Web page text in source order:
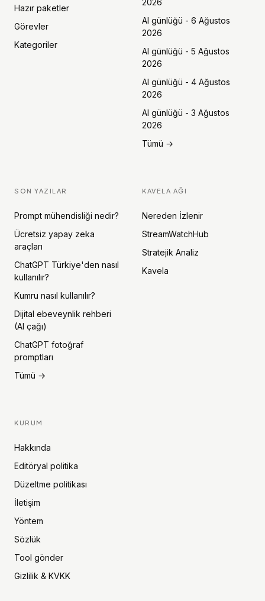
Hazır paketler
Görevler
Kategoriler
2026
AI günlüğü - 6 Ağustos
2026
AI günlüğü - 5 Ağustos
2026
AI günlüğü - 4 Ağustos
2026
AI günlüğü - 3 Ağustos
2026
Tümü →
SON YAZILAR
Prompt mühendisliği nedir?
Ücretsiz yapay zeka
araçları
ChatGPT Türkiye'den nasıl
kullanılır?
Kumru nasıl kullanılır?
Dijital ebeveynlik rehberi
(AI çağı)
ChatGPT fotoğraf
promptları
Tümü →
KAVELA AĞI
Nereden İzlenir
StreamWatchHub
Stratejik Analiz
Kavela
KURUM
Hakkında
Editöryal politika
Düzeltme politikası
İletişim
Yöntem
Sözlük
Tool gönder
Gizlilik & KVKK